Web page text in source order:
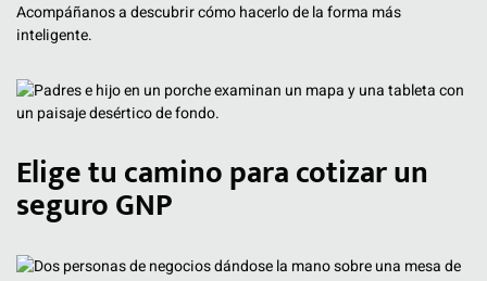
Acompáñanos a descubrir cómo hacerlo de la forma más
inteligente.
Elige tu camino para cotizar un
seguro GNP